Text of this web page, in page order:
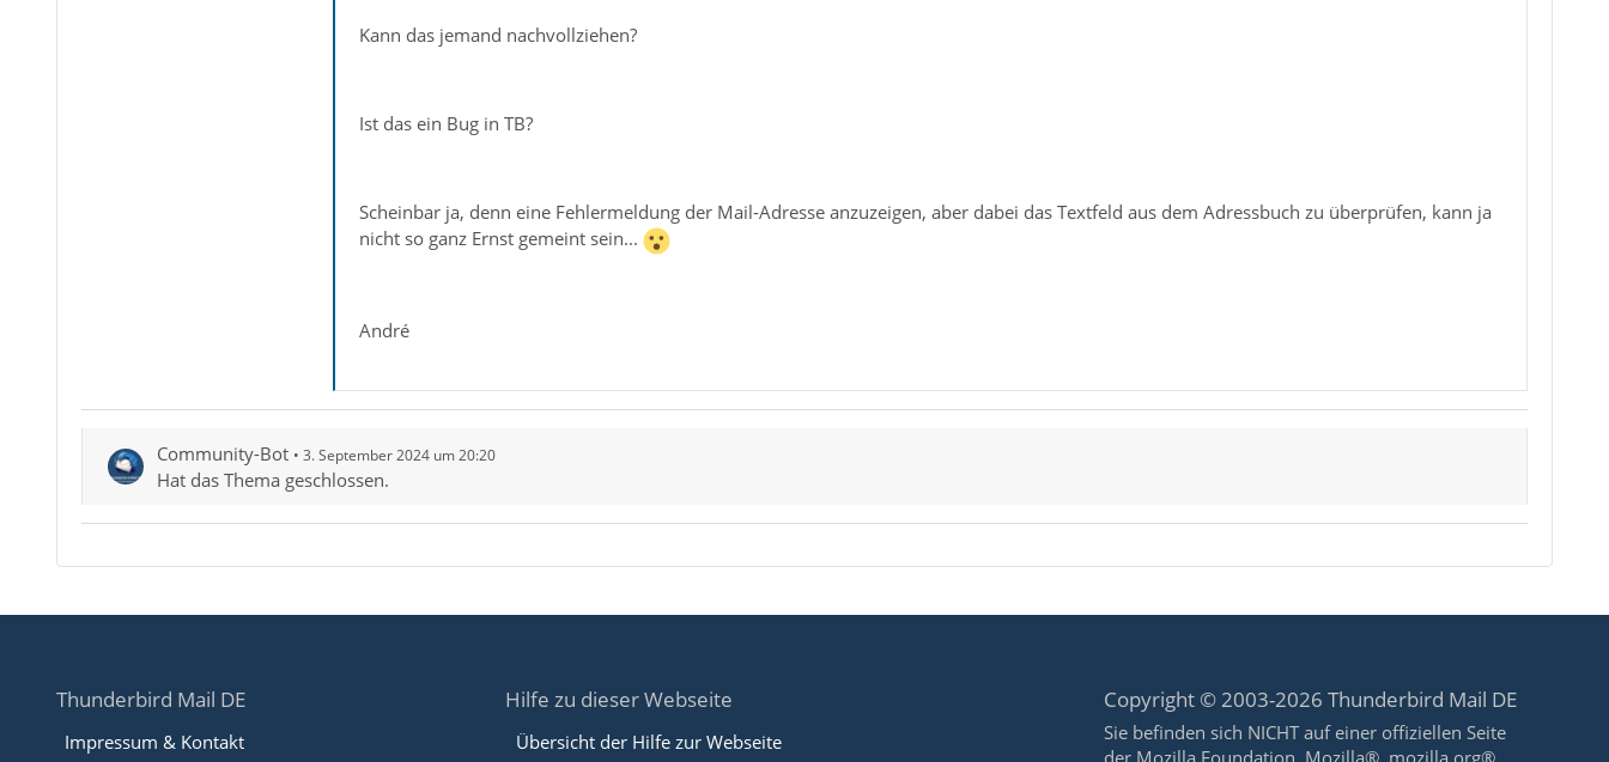
Kann das jemand nachvollziehen?
Ist das ein Bug in TB?
Scheinbar ja, denn eine Fehlermeldung der Mail-Adresse anzuzeigen, aber dabei das Textfeld aus dem Adressbuch zu überprüfen, kann ja
nicht so ganz Ernst gemeint sein...
André
Community-Bot 3. September 2024 um 20:20
Hat das Thema geschlossen.
Thunderbird Mail DE
Impressum & Kontakt
Hilfe zu dieser Webseite
Übersicht der Hilfe zur Webseite
Copyright © 2003-2026 Thunderbird Mail DE
Sie befinden sich NICHT auf einer offiziellen Seite
der Mozilla Foundation. Mozilla®, mozilla.org®,